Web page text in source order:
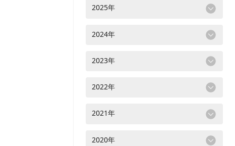
2025年
2024年
2023年
2022年
2021年
2020年